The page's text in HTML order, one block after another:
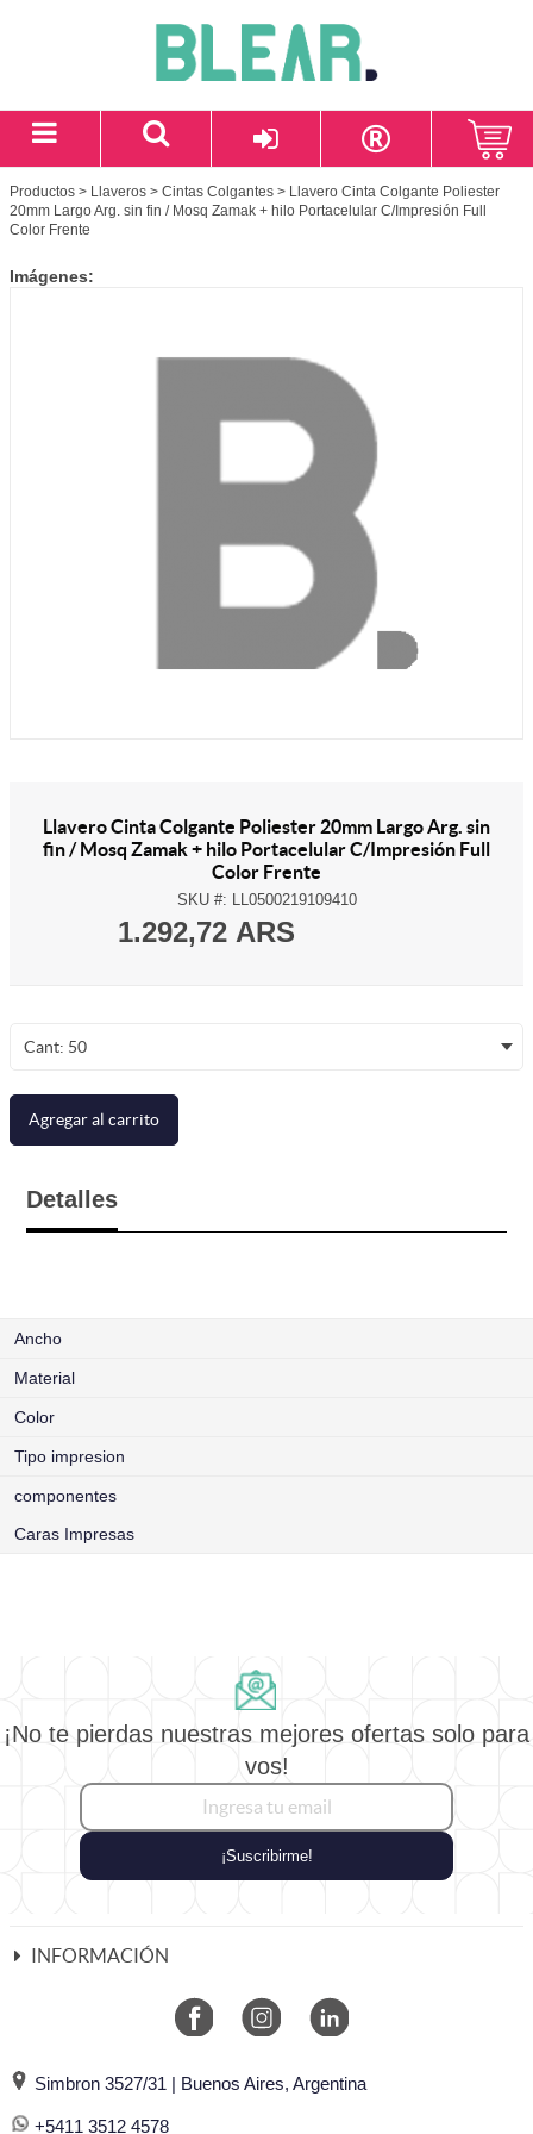
Productos > Llaveros > Cintas Colgantes > Llavero Cinta Colgante Poliester
20mm Largo Arg. sin fin / Mosq Zamak + hilo Portacelular C/Impresión Full
Color Frente
Imágenes:
Llavero Cinta Colgante Poliester 20mm Largo Arg. sin
fin / Mosq Zamak + hilo Portacelular C/Impresión Full
Color Frente
SKU #: LL0500219109410
1.292,72 ARS
Cant: 50
Agregar al carrito
Detalles
Ancho
Material
Color
Tipo impresion
componentes
Caras Impresas
¡No te pierdas nuestras mejores ofertas solo para
vos!
¡Suscribirme!
INFORMACIÓN
Simbron 3527/31 | Buenos Aires, Argentina
+5411 3512 4578